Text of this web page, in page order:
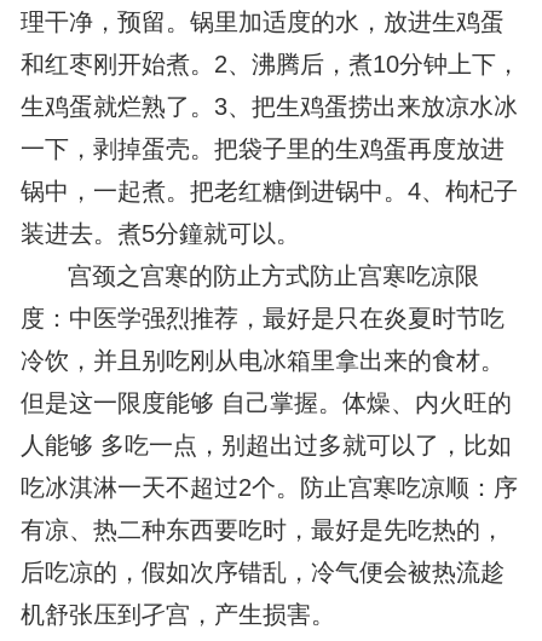
理干净，预留。锅里加适度的水，放进生鸡蛋
和红枣刚开始煮。2、沸腾后，煮10分钟上下，
生鸡蛋就烂熟了。3、把生鸡蛋捞出来放凉水冰
一下，剥掉蛋壳。把袋子里的生鸡蛋再度放进
锅中，一起煮。把老红糖倒进锅中。4、枸杞子
装进去。煮5分鐘就可以。
宫颈之宫寒的防止方式防止宫寒吃凉限
度：中医学强烈推荐，最好是只在炎夏时节吃
冷饮，并且别吃刚从电冰箱里拿出来的食材。
但是这一限度能够 自己掌握。体燥、内火旺的
人能够 多吃一点，别超出过多就可以了，比如
吃冰淇淋一天不超过2个。防止宫寒吃凉顺：序
有凉、热二种东西要吃时，最好是先吃热的，
后吃凉的，假如次序错乱，冷气便会被热流趁
机舒张压到孑宫，产生损害。